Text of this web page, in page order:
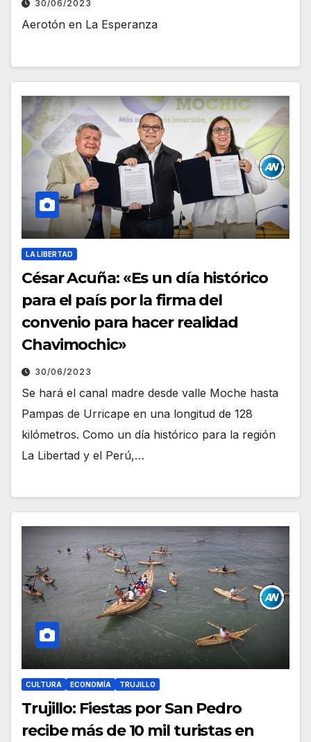
30/06/2023
Aerotón en La Esperanza
LA LIBERTAD
César Acuña: «Es un día histórico
para el país por la firma del
convenio para hacer realidad
Chavimochic»
30/06/2023
Se hará el canal madre desde valle Moche hasta
Pampas de Urricape en una longitud de 128
kilómetros. Como un día histórico para la región
La Libertad y el Perú,…
CULTURA ECONOMÍA TRUJILLO
Trujillo: Fiestas por San Pedro
recibe más de 10 mil turistas en